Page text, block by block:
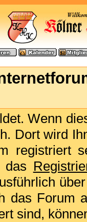
Wenn
Dort wird
registriert
das
das Forum
sind,